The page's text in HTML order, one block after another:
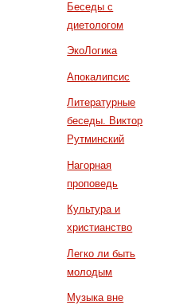
Беседы с
диетологом
ЭкоЛогика
Апокалипсис
Литературные
беседы. Виктор
Рутминский
Нагорная
проповедь
Культура и
христианство
Легко ли быть
молодым
Музыка вне